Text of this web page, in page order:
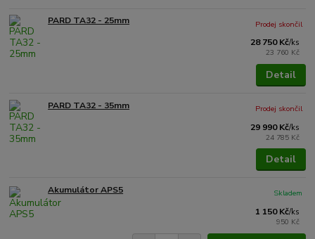
PARD TA32 - 25mm
28 750 Kč/ks
23 760 Kč
Prodej skončil
Detail
PARD TA32 - 35mm
29 990 Kč/ks
24 785 Kč
Prodej skončil
Detail
Akumulátor APS5
1 150 Kč/ks
950 Kč
Skladem